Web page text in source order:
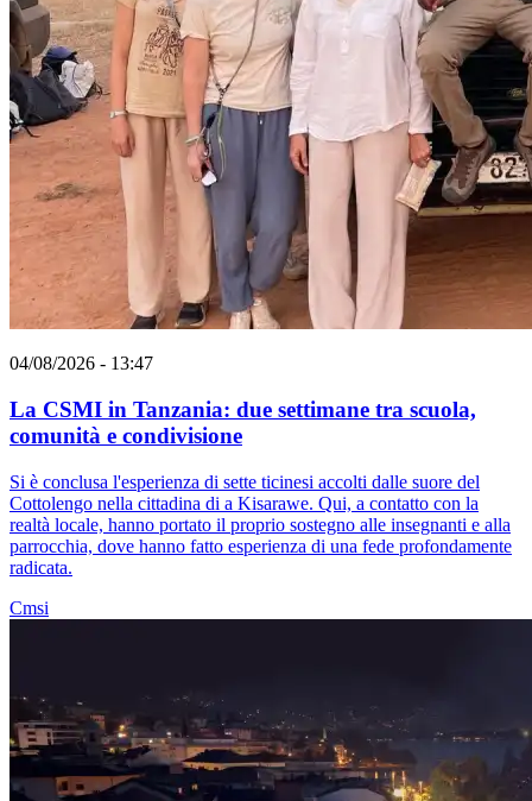
04/08/2026 - 13:47
La CSMI in Tanzania: due settimane tra scuola,
comunità e condivisione
Si è conclusa l'esperienza di sette ticinesi accolti dalle suore del
Cottolengo nella cittadina di a Kisarawe. Qui, a contatto con la
realtà locale, hanno portato il proprio sostegno alle insegnanti e alla
parrocchia, dove hanno fatto esperienza di una fede profondamente
radicata.
Cmsi